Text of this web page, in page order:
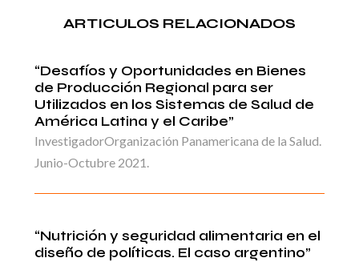
ARTICULOS RELACIONADOS
“Desafíos y Oportunidades en Bienes
de Producción Regional para ser
Utilizados en los Sistemas de Salud de
América Latina y el Caribe”
InvestigadorOrganización Panamericana de la Salud.
Junio-Octubre 2021.
“Nutrición y seguridad alimentaria en el
diseño de políticas. El caso argentino”